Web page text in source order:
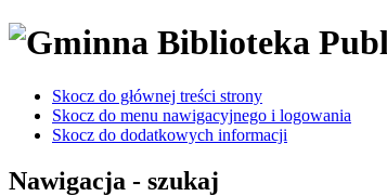
Skocz do głównej treści strony
Skocz do menu nawigacyjnego i logowania
Skocz do dodatkowych informacji
Nawigacja - szukaj